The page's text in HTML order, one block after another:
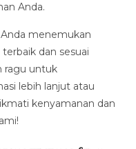
Anda.
menemukan
dan sesuai
ragu untuk
lebih lanjut atau
kenyamanan dan